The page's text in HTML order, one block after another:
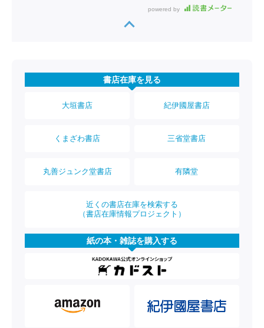
powered by
書店在庫を見る
大垣書店 紀伊國屋書店
くまざわ書店 三省堂書店
丸善ジュンク堂書店 有隣堂
近くの書店在庫を検索する
（書店在庫情報プロジェクト）
紙の本・雑誌を購入する